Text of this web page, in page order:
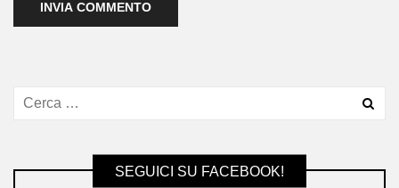
SEGUICI SU FACEBOOK!